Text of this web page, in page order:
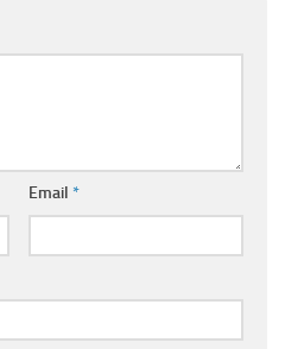
Email *